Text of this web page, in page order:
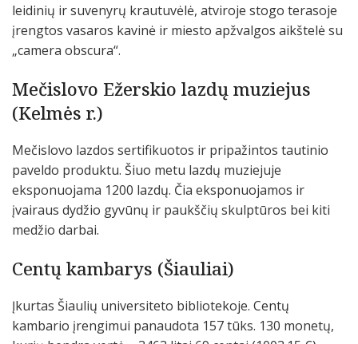
leidinių ir suvenyrų krautuvėlė, atviroje stogo terasoje
įrengtos vasaros kavinė ir miesto apžvalgos aikštelė su
„camera obscura“.
Mečislovo Ežerskio lazdų muziejus
(Kelmės r.)
Mečislovo lazdos sertifikuotos ir pripažintos tautinio
paveldo produktu. Šiuo metu lazdų muziejuje
eksponuojama 1200 lazdų. Čia eksponuojamos ir
įvairaus dydžio gyvūnų ir paukščių skulptūros bei kiti
medžio darbai.
Centų kambarys (Šiauliai)
Įkurtas Šiaulių universiteto bibliotekoje. Centų
kambario įrengimui panaudota 157 tūks. 130 monetų,